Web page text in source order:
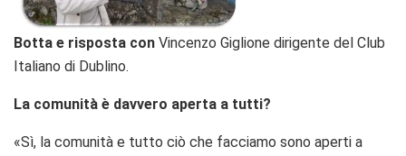
Botta e risposta con Vincenzo Giglione dirigente del Club
Italiano di Dublino.
La comunità è davvero aperta a tutti?
«Sì, la comunità e tutto ciò che facciamo sono aperti a